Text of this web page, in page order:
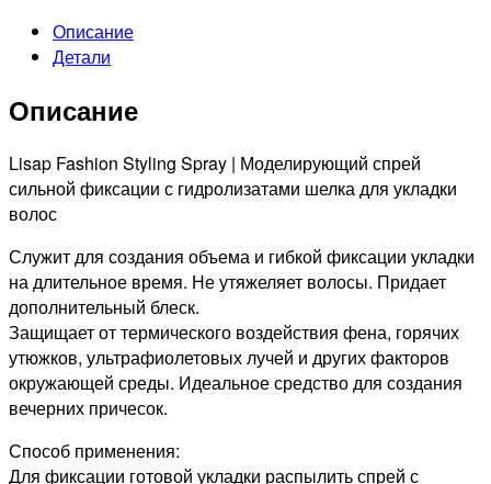
Моделирующий
лак
фиксации
укладки
волос,
250мл
Описание
Детали
Описание
Lisap Fashion Styling Spray | Моделирующий спрей
сильной фиксации с гидролизатами шелка для укладки
волос
Служит для создания объема и гибкой фиксации укладки
на длительное время. Не утяжеляет волосы. Придает
дополнительный блеск.
Защищает от термического воздействия фена, горячих
утюжков, ультрафиолетовых лучей и других факторов
окружающей среды. Идеальное средство для создания
вечерних причесок.
Способ применения:
Для фиксации готовой укладки распылить спрей с